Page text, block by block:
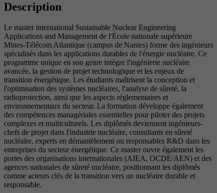
Description
Le master international Sustainable Nuclear Engineering
Applications and Management de l'École nationale supérieure
Mines-Télécom Atlantique (campus de Nantes) forme des ingénieurs
spécialisés dans les applications durables de l'énergie nucléaire. Ce
programme unique en son genre intègre l'ingénierie nucléaire
avancée, la gestion de projet technologique et les enjeux de
transition énergétique. Les étudiants maîtrisent la conception et
l'optimisation des systèmes nucléaires, l'analyse de sûreté, la
radioprotection, ainsi que les aspects réglementaires et
environnementaux du secteur. La formation développe également
des compétences managériales essentielles pour piloter des projets
complexes et multiculturels. Les diplômés deviennent ingénieurs-
chefs de projet dans l'industrie nucléaire, consultants en sûreté
nucléaire, experts en démantèlement ou responsables R&D dans les
entreprises du secteur énergétique. Ce master ouvre également les
portes des organisations internationales (AIEA, OCDE/AEN) et des
agences nationales de sûreté nucléaire, positionnant les diplômés
comme acteurs clés de la transition vers un nucléaire durable et
responsable.